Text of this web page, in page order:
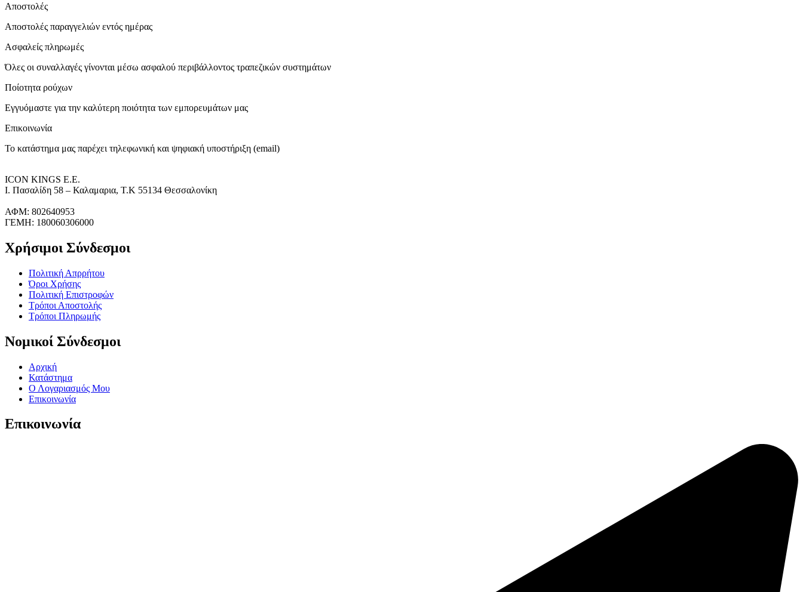
Αποστολές
Αποστολές παραγγελιών εντός ημέρας
Ασφαλείς πληρωμές
Όλες οι συναλλαγές γίνονται μέσω ασφαλού περιβάλλοντος τραπεζικών συστημάτων
Ποίοτητα ρούχων
Εγγυόμαστε για την καλύτερη ποιότητα των εμπορευμάτων μας
Επικοινωνία
Το κατάστημα μας παρέχει τηλεφωνική και ψηφιακή υποστήριξη (email)
ICON KINGS Ε.Ε.
Ι. Πασαλίδη 58 – Καλαμαρια, Τ.Κ 55134 Θεσσαλονίκη
ΑΦΜ: 802640953
ΓΕΜΗ: 180060306000
Χρήσιμοι Σύνδεσμοι
Πολιτική Απρρήτου
Όροι Χρήσης
Πολιτική Επιστροφών
Τρόποι Αποστολής
Τρόποι Πληρωμής
Νομικοί Σύνδεσμοι
Αρχική
Κατάστημα
Ο Λογαριασμός Μου
Επικοινωνία
Επικοινωνία